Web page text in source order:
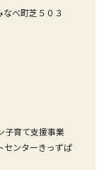
べ町芝５０３
子育て支援事業
ンターきっずぱ